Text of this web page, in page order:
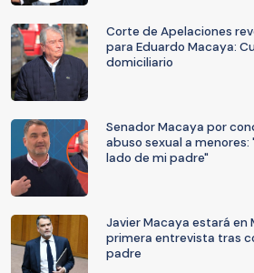
Corte de Apelaciones
para Eduardo Macaya:
domiciliario
Senador Macaya por
abuso sexual a
lado de mi padre"
Javier Macaya estará en
primera entrevista tras
padre